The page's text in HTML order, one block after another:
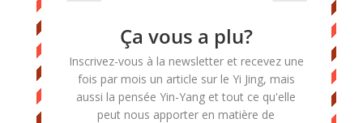
Ça vous a plu?
Inscrivez-vous à la newsletter et recevez une
fois par mois un article sur le Yi Jing, mais
aussi la pensée Yin-Yang et tout ce qu'elle
peut nous apporter en matière de